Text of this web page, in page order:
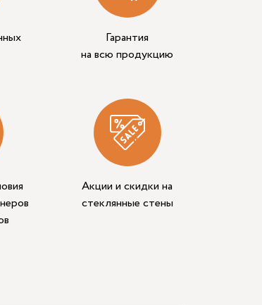
Гарантия
на всю продукцию
Акции и скидки на
стеклянные стены